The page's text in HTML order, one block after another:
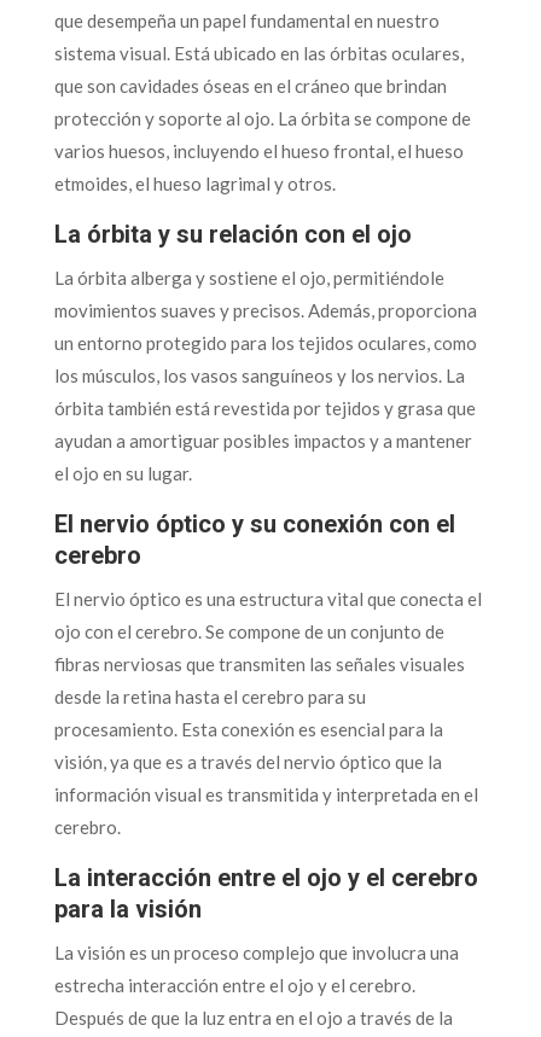
que desempeña un papel fundamental en nuestro
sistema visual. Está ubicado en las órbitas oculares,
que son cavidades óseas en el cráneo que brindan
protección y soporte al ojo. La órbita se compone de
varios huesos, incluyendo el hueso frontal, el hueso
etmoides, el hueso lagrimal y otros.
La órbita y su relación con el ojo
La órbita alberga y sostiene el ojo, permitiéndole
movimientos suaves y precisos. Además, proporciona
un entorno protegido para los tejidos oculares, como
los músculos, los vasos sanguíneos y los nervios. La
órbita también está revestida por tejidos y grasa que
ayudan a amortiguar posibles impactos y a mantener
el ojo en su lugar.
El nervio óptico y su conexión con el
cerebro
El nervio óptico es una estructura vital que conecta el
ojo con el cerebro. Se compone de un conjunto de
fibras nerviosas que transmiten las señales visuales
desde la retina hasta el cerebro para su
procesamiento. Esta conexión es esencial para la
visión, ya que es a través del nervio óptico que la
información visual es transmitida y interpretada en el
cerebro.
La interacción entre el ojo y el cerebro
para la visión
La visión es un proceso complejo que involucra una
estrecha interacción entre el ojo y el cerebro.
Después de que la luz entra en el ojo a través de la